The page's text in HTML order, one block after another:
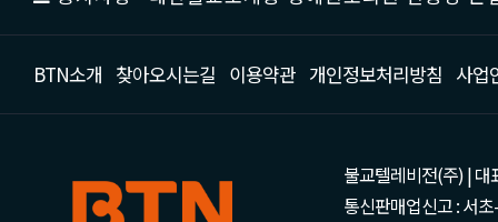
BTN소개 찾아오시는길 이용약관 개인정보처리방침 사업
불교텔레비전(주) | 대
통신판매업신고 : 서